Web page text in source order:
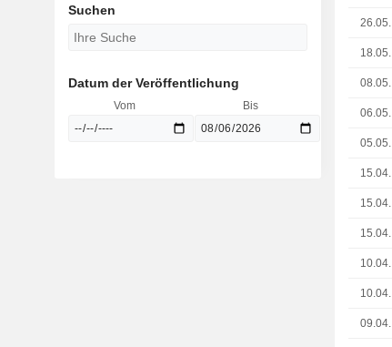
26.05.
18.05.
08.05.
06.05.
05.05.
15.04.
15.04.
15.04.
10.04.
10.04.
09.04.
Suchen
Datum der Veröffentlichung
Vom Bis